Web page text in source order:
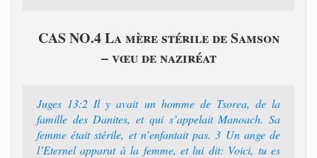
CAS NO.4 La mère stérile de Samson
– vœu de naziréat
Juges 13:2 Il y avait un homme de Tsorea, de la
famille des Danites, et qui s’appelait Manoach. Sa
femme était stérile, et n’enfantait pas. 3 Un ange de
l’Eternel apparut à la femme, et lui dit: Voici, tu es